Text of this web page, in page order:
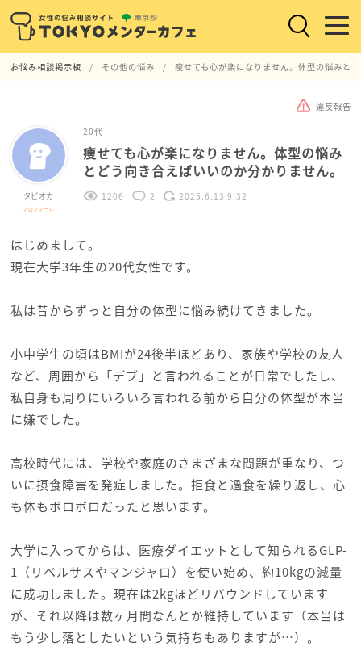
お悩み相談掲示板 その他の悩み 痩せても心が楽になりません。体型の悩みと
違反報告
タピオカ
プロフィール
20代
痩せても心が楽になりません。体型の悩み
とどう向き合えばいいのか分かりません。
1206 2 2025.6.13 9:32
はじめまして。
現在大学3年生の20代女性です。
私は昔からずっと自分の体型に悩み続けてきました。
小中学生の頃はBMIが24後半ほどあり、家族や学校の友人
など、周囲から「デブ」と言われることが日常でしたし、
私自身も周りにいろいろ言われる前から自分の体型が本当
に嫌でした。
高校時代には、学校や家庭のさまざまな問題が重なり、つ
いに摂食障害を発症しました。拒食と過食を繰り返し、心
も体もボロボロだったと思います。
大学に入ってからは、医療ダイエットとして知られるGLP-
1（リベルサスやマンジャロ）を使い始め、約10kgの減量
に成功しました。現在は2kgほどリバウンドしています
が、それ以降は数ヶ月間なんとか維持しています（本当は
もう少し落としたいという気持ちもありますが…）。